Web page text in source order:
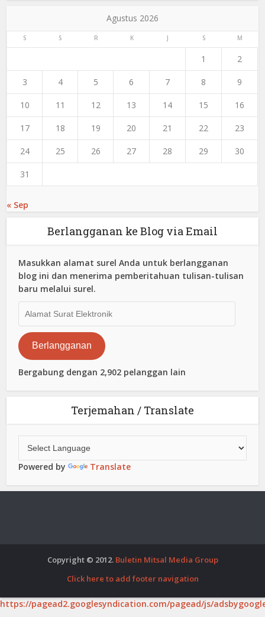
Agustus 2026
S S R K J S M
1 2
3 4 5 6 7 8 9
10 11 12 13 14 15 16
17 18 19 20 21 22 23
24 25 26 27 28 29 30
31
« Sep
Berlangganan ke Blog via Email
Masukkan alamat surel Anda untuk berlangganan
blog ini dan menerima pemberitahuan tulisan-tulisan
baru melalui surel.
Surat
Elektronik
Berlangganan
Bergabung dengan 2,902 pelanggan lain
Terjemahan / Translate
Powered by Translate
Copyright © 2012. Buletin Mitsal Media Group
Click here to add footer navigation
https://pagead2.googlesyndication.com/pagead/js/